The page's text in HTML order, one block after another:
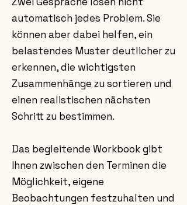
automatisch jedes Problem. Sie
können aber dabei helfen, ein
belastendes Muster deutlicher zu
erkennen, die wichtigsten
Zusammenhänge zu sortieren und
einen realistischen nächsten
Schritt zu bestimmen.
Das begleitende Workbook gibt
Ihnen zwischen den Terminen die
Möglichkeit, eigene
Beobachtungen festzuhalten und